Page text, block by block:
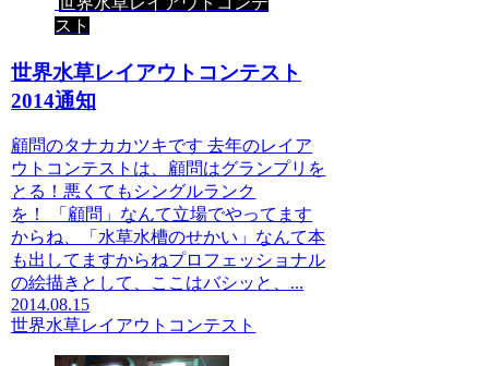
スト
世界水草レイアウトコンテスト
2014通知
顧問のタナカカツキです 去年のレイア
ウトコンテストは、顧問はグランプリを
とる！悪くてもシングルランク
を！ 「顧問」なんて立場でやってます
からね、「水草水槽のせかい」なんて本
も出してますからねプロフェッショナル
の絵描きとして、ここはバシッと、...
2014.08.15
世界水草レイアウトコンテスト